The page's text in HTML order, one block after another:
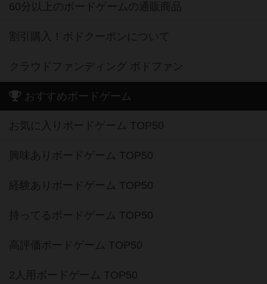
60分以上のボードゲームの通販商品
割引購入！ボドクーポンについて
クラウドファンディング ボドファン
おすすめボードゲーム
お気に入りボードゲーム TOP50
興味ありボードゲーム TOP50
経験ありボードゲーム TOP50
持ってるボードゲーム TOP50
高評価ボードゲーム TOP50
2人用ボードゲーム TOP50